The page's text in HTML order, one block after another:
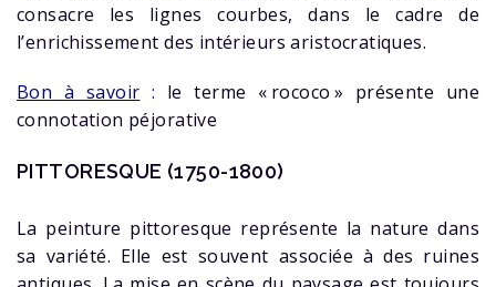
consacre les lignes courbes, dans le cadre de
l’enrichissement des intérieurs aristocratiques.
Bon à savoir : le terme « rococo » présente une
connotation péjorative
PITTORESQUE (1750-1800)
La peinture pittoresque représente la nature dans
sa variété. Elle est souvent associée à des ruines